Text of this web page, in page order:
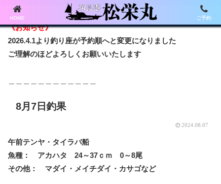
《お知らせ》
2026.4.1より釣り座が予約順へと変更になりました
ご理解のほどよろしくお願いいたします
8月7日釣果
2024.08.07
午前テンヤ・タイラバ船
魚種： アカハタ 24～37ｃｍ 0～8尾
その他： マダイ・メイチダイ・カサゴなど
HOME ご予約